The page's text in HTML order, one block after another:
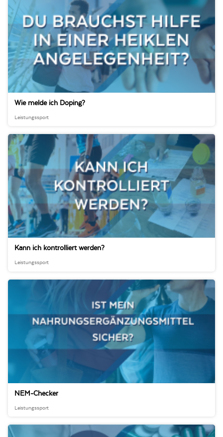
Wie melde ich Doping?
Leistungssport
Kann ich kontrolliert werden?
Leistungssport
NEM-Checker
Leistungssport